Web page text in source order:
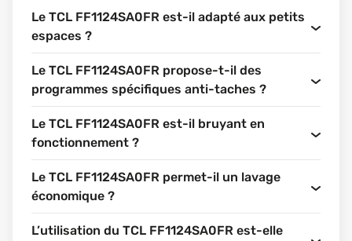
Le TCL FF1124SA0FR est-il adapté aux petits
espaces ?
Le TCL FF1124SA0FR propose-t-il des
programmes spécifiques anti-taches ?
Le TCL FF1124SA0FR est-il bruyant en
fonctionnement ?
Le TCL FF1124SA0FR permet-il un lavage
économique ?
L’utilisation du TCL FF1124SA0FR est-elle